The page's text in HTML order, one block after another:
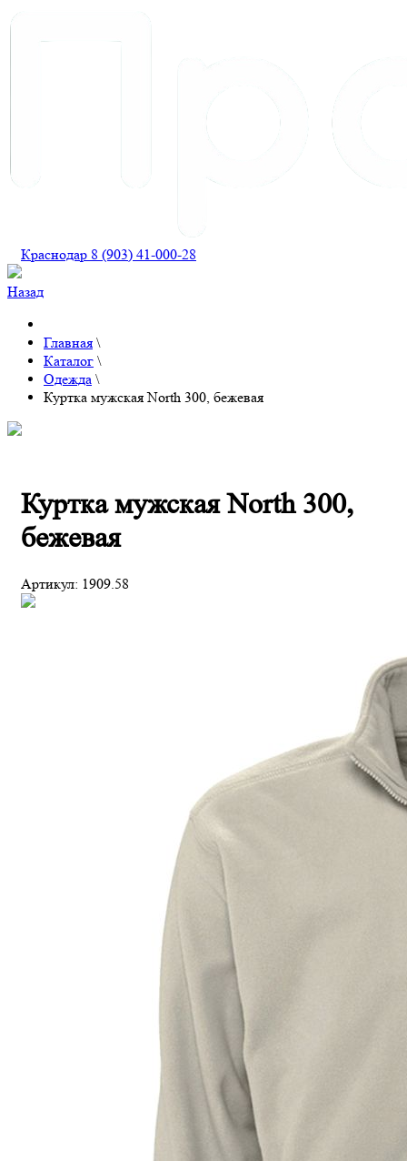
Краснодар 8 (903) 41-000-28
Назад
Главная \
Каталог \
Одежда \
Куртка мужская North 300, бежевая
Куртка мужская North 300,
бежевая
Артикул: 1909.58